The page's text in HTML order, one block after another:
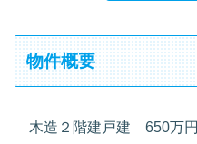
物件概要
木造２階建戸建 650万円